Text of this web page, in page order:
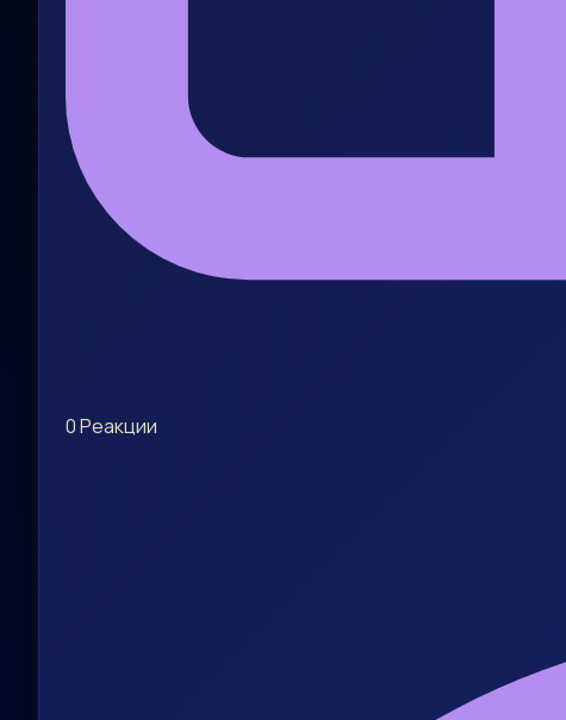
0Реакции